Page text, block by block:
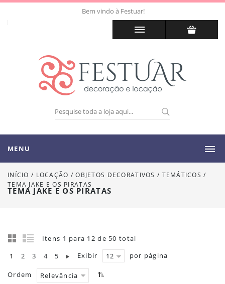
Bem vindo à Festuar!
MENU
INÍCIO / LOCAÇÃO /OBJETOS DECORATIVOS / TEMÁTICOS/
TEMA JAKE E OS PIRATAS
TEMA JAKE E OS PIRATAS
Itens 1 para 12 de 50 total
1
2 3 4 5 Exibir 12 por página
Ordem Relevância